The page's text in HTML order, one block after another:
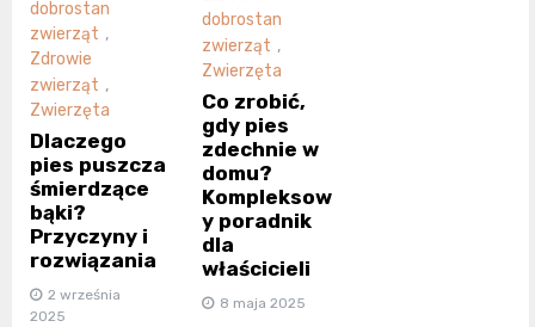
dobrostan
zwierząt ,
Zdrowie
zwierząt ,
Zwierzęta
Dlaczego
pies puszcza
śmierdzące
bąki?
Przyczyny i
rozwiązania
2 września
2025
dobrostan
zwierząt ,
Zwierzęta
Co zrobić,
gdy pies
zdechnie w
domu?
Kompleksow
y poradnik
dla
właścicieli
8 maja 2025